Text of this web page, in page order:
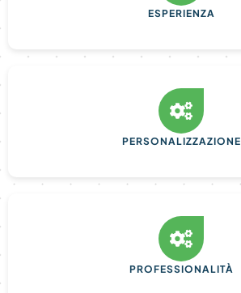
ESPERIENZA
PERSONALIZZAZIONE
PROFESSIONALITÀ